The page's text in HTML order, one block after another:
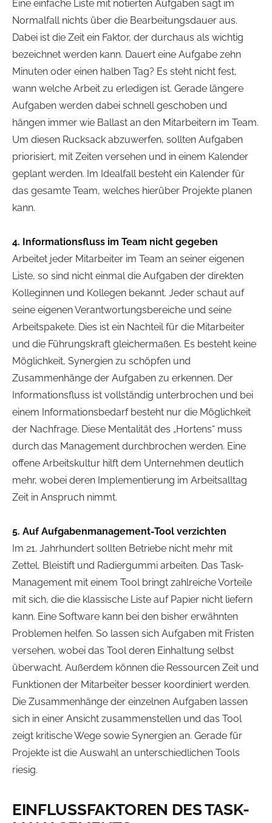
Eine einfache Liste mit notierten Aufgaben sagt im
Normalfall nichts über die Bearbeitungsdauer aus.
Dabei ist die Zeit ein Faktor, der durchaus als wichtig
bezeichnet werden kann. Dauert eine Aufgabe zehn
Minuten oder einen halben Tag? Es steht nicht fest,
wann welche Arbeit zu erledigen ist. Gerade längere
Aufgaben werden dabei schnell geschoben und
hängen immer wie Ballast an den Mitarbeitern im Team.
Um diesen Rucksack abzuwerfen, sollten Aufgaben
priorisiert, mit Zeiten versehen und in einem Kalender
geplant werden. Im Idealfall besteht ein Kalender für
das gesamte Team, welches hierüber Projekte planen
kann.
4. Informationsfluss im Team nicht gegeben
Arbeitet jeder Mitarbeiter im Team an seiner eigenen
Liste, so sind nicht einmal die Aufgaben der direkten
Kolleginnen und Kollegen bekannt. Jeder schaut auf
seine eigenen Verantwortungsbereiche und seine
Arbeitspakete. Dies ist ein Nachteil für die Mitarbeiter
und die Führungskraft gleichermaßen. Es besteht keine
Möglichkeit, Synergien zu schöpfen und
Zusammenhänge der Aufgaben zu erkennen. Der
Informationsfluss ist vollständig unterbrochen und bei
einem Informationsbedarf besteht nur die Möglichkeit
der Nachfrage. Diese Mentalität des „Hortens“ muss
durch das Management durchbrochen werden. Eine
offene Arbeitskultur hilft dem Unternehmen deutlich
mehr, wobei deren Implementierung im Arbeitsalltag
Zeit in Anspruch nimmt.
5. Auf Aufgabenmanagement-Tool verzichten
Im 21. Jahrhundert sollten Betriebe nicht mehr mit
Zettel, Bleistift und Radiergummi arbeiten. Das Task-
Management mit einem Tool bringt zahlreiche Vorteile
mit sich, die die klassische Liste auf Papier nicht liefern
kann. Eine Software kann bei den bisher erwähnten
Problemen helfen. So lassen sich Aufgaben mit Fristen
versehen, wobei das Tool deren Einhaltung selbst
überwacht. Außerdem können die Ressourcen Zeit und
Funktionen der Mitarbeiter besser koordiniert werden.
Die Zusammenhänge der einzelnen Aufgaben lassen
sich in einer Ansicht zusammenstellen und das Tool
zeigt kritische Wege sowie Synergien an. Gerade für
Projekte ist die Auswahl an unterschiedlichen Tools
riesig.
EINFLUSSFAKTOREN DES TASK-